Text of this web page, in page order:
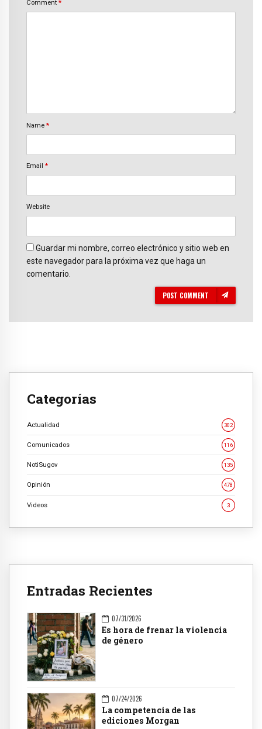
Comment *
Name *
Email *
Website
Guardar mi nombre, correo electrónico y sitio web en
este navegador para la próxima vez que haga un
comentario.
POST COMMENT
Categorías
Actualidad 302
Comunicados 116
NotiSugov 135
Opinión 478
Videos 3
Entradas Recientes
07/31/2026
Es hora de frenar la violencia
de género
07/24/2026
La competencia de las
ediciones Morgan